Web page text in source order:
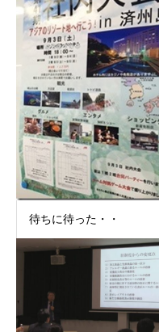
待ちに待った・・